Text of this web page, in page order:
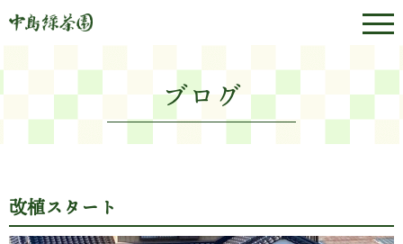
ブログ
改植スタート